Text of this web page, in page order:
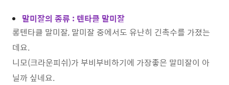
말미잘의 종류 : 텐타클 말미잘
롱텐타클 말미잘, 말미잘 중에서도 유난히 긴촉수를 가졌는
데요.
니모(크라운피쉬)가 부비부비하기에 가장좋은 말미잘이 아
닐까 싶네요.